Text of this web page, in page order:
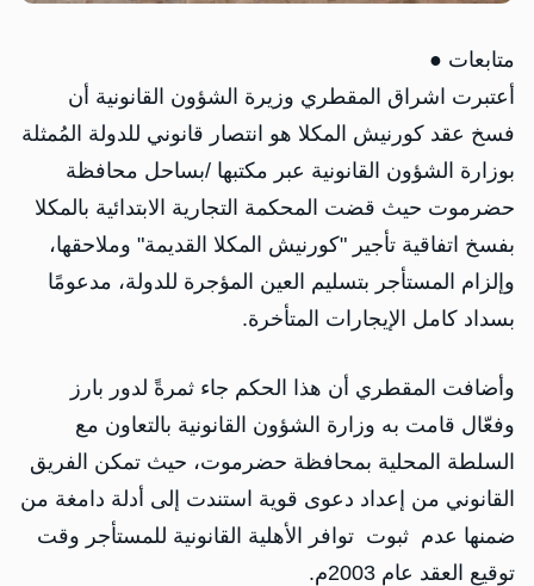
متابعات ●
أعتبرت اشراق المقطري وزيرة الشؤون القانونية أن
فسخ عقد كورنيش المكلا هو انتصار قانوني للدولة المُمثلة
بوزارة الشؤون القانونية عبر مكتبها /بساحل محافظة
حضرموت حيث قضت المحكمة التجارية الابتدائية بالمكلا
بفسخ اتفاقية تأجير "كورنيش المكلا القديمة" وملاحقها،
وإلزام المستأجر بتسليم العين المؤجرة للدولة، مدعومًا
بسداد كامل الإيجارات المتأخرة.
وأضافت المقطري أن هذا الحكم جاء ثمرةً لدور بارز
وفعّال قامت به وزارة الشؤون القانونية بالتعاون مع
السلطة المحلية بمحافظة حضرموت، حيث تمكن الفريق
القانوني من إعداد دعوى قوية استندت إلى أدلة دامغة من
ضمنها عدم ثبوت توافر الأهلية القانونية للمستأجر وقت
توقيع العقد عام 2003م.